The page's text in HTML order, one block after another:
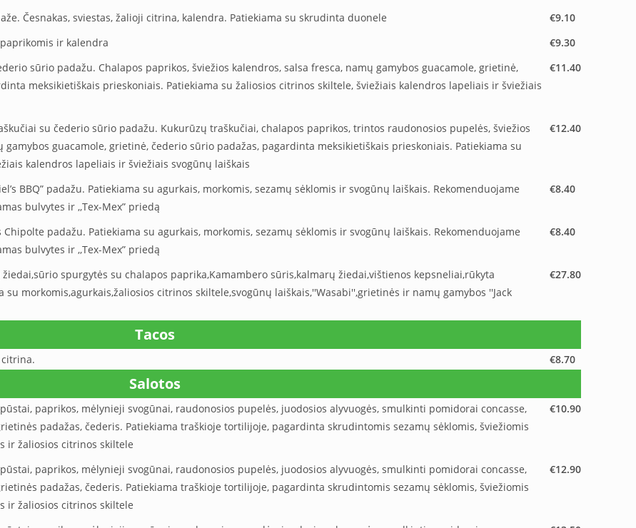
Česnakas, sviestas, žalioji citrina, kalendra. Patiekiama su skrudinta duonele
€9.10
ir kalendra
€9.30
sūrio padažu. Chalapos paprikos, šviežios kalendros, salsa fresca, namų gamybos guacamole, grietinė,
meksikietiškais prieskoniais. Patiekiama su žaliosios citrinos skiltele, šviežiais kalendros lapeliais ir šviežiais
€11.40
su čederio sūrio padažu. Kukurūzų traškučiai, chalapos paprikos, trintos raudonosios pupelės, šviežios
gamybos guacamole, grietinė, čederio sūrio padažas, pagardinta meksikietiškais prieskoniais. Patiekiama su
kalendros lapeliais ir šviežiais svogūnų laiškais
€12.40
BBQ” padažu. Patiekiama su agurkais, morkomis, sezamų sėklomis ir svogūnų laiškais. Rekomenduojame
bulvytes ir ,,Tex-Mex” priedą
€8.40
padažu. Patiekiama su agurkais, morkomis, sezamų sėklomis ir svogūnų laiškais. Rekomenduojame
bulvytes ir ,,Tex-Mex” priedą
€8.40
spurgytės su chalapos paprika,Kamambero sūris,kalmarų žiedai,vištienos kepsneliai,rūkyta
su morkomis,agurkais,žaliosios citrinos skiltele,svogūnų laiškais,''Wasabi'',grietinės ir namų gamybos ''Jack
€27.80
Tacos
€8.70
Salotos
paprikos, mėlynieji svogūnai, raudonosios pupelės, juodosios alyvuogės, smulkinti pomidorai concasse,
padažas, čederis. Patiekiama traškioje tortilijoje, pagardinta skrudintomis sezamų sėklomis, šviežiomis
ir žaliosios citrinos skiltele
€10.90
paprikos, mėlynieji svogūnai, raudonosios pupelės, juodosios alyvuogės, smulkinti pomidorai concasse,
padažas, čederis. Patiekiama traškioje tortilijoje, pagardinta skrudintomis sezamų sėklomis, šviežiomis
ir žaliosios citrinos skiltele
€12.90